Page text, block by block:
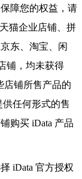
障您的权益，请
猫企业店铺、拼
东、淘宝、闲
铺，均未获得
店铺所售产品的
任何形式的售
购买 iData 产品
iData 官方授权